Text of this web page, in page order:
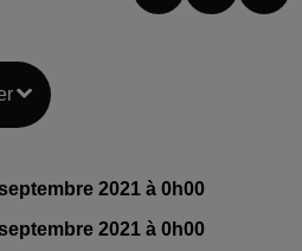
2021 à 0h00
2021 à 0h00